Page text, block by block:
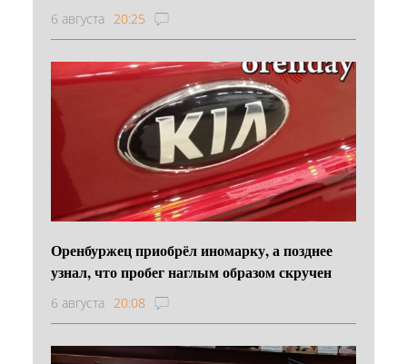
6 августа 20:25
Оренбуржец приобрёл иномарку, а позднее
узнал, что пробег наглым образом скручен
6 августа 20:08